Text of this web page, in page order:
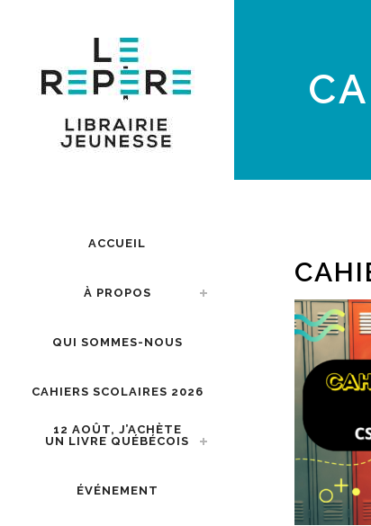
ACCUEIL
À PROPOS
QUI SOMMES-NOUS
CAHIERS SCOLAIRES 2026
12 AOÛT, J’ACHÈTE
UN LIVRE QUÉBÉCOIS
ÉVÉNEMENT